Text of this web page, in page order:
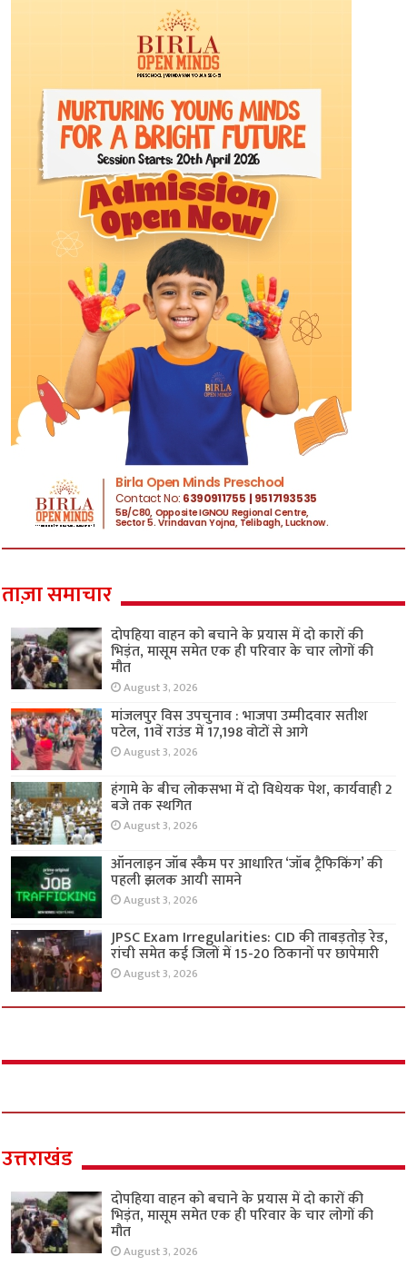
ताज़ा समाचार
दोपहिया वाहन को बचाने के प्रयास में दो कारों की
भिड़ंत, मासूम समेत एक ही परिवार के चार लोगों की
मौत
August 3, 2026
मांजलपुर विस उपचुनाव : भाजपा उम्मीदवार सतीश
पटेल, 11वें राउंड में 17,198 वोटों से आगे
August 3, 2026
हंगामे के बीच लोकसभा में दो विधेयक पेश, कार्यवाही 2
बजे तक स्थगित
August 3, 2026
ऑनलाइन जॉब स्कैम पर आधारित ‘जॉब ट्रैफिकिंग’ की
पहली झलक आयी सामने
August 3, 2026
JPSC Exam Irregularities: CID की ताबड़तोड़ रेड,
रांची समेत कई जिलों में 15-20 ठिकानों पर छापेमारी
August 3, 2026
उत्तराखंड
दोपहिया वाहन को बचाने के प्रयास में दो कारों की
भिड़ंत, मासूम समेत एक ही परिवार के चार लोगों की
मौत
August 3, 2026